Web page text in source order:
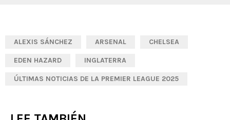
ALEXIS SÁNCHEZ ARSENAL CHELSEA
EDEN HAZARD INGLATERRA
ÚLTIMAS NOTICIAS DE LA PREMIER LEAGUE 2025